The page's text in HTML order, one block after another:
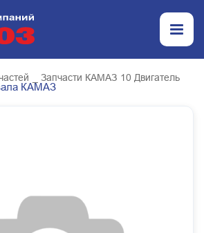
_ Запчасти КАМАЗ 10 Двигатель
КАМАЗ